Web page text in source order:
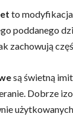
to
poddanego
zachowują
są świetną
Dobrze